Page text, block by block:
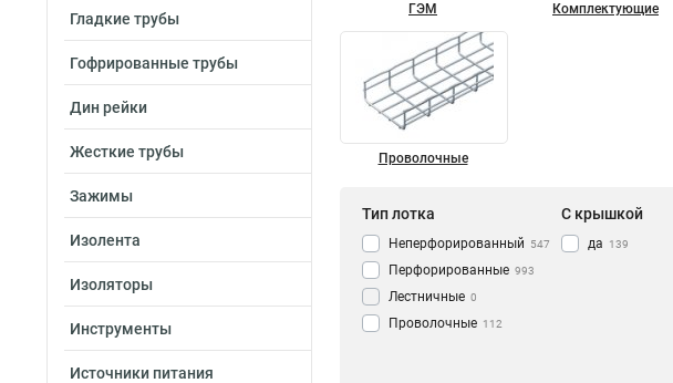
Гладкие трубы
Гофрированные трубы
Дин рейки
Жесткие трубы
Зажимы
Изолента
Изоляторы
Инструменты
Источники питания
ГЭМ Комплектующие
Проволочные
Тип лотка
Неперфорированный 547
Перфорированные 993
Лестничные 0
Проволочные 112
С крышкой
да 139